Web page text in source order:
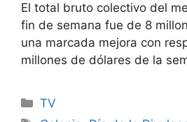
El total bruto colectivo del
fin de semana fue de 8
una marcada mejora con
millones de dólares de la
Categories
TV